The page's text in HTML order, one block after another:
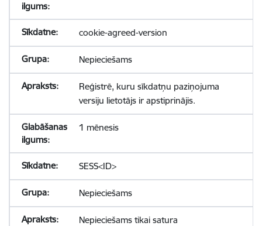
cookie-agreed-version
Nepieciešams
Reģistrē, kuru sīkdatņu paziņojuma
versiju lietotājs ir apstiprinājis.
1 mēnesis
SESS<ID>
Nepieciešams
Nepieciešams tikai satura